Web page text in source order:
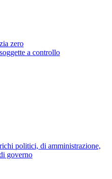
zero
a controllo
politici, di amministrazione,
governo